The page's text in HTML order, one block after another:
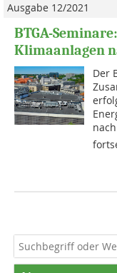
Ausgabe 12/2021
BTGA-
Klimaanlagen
Der